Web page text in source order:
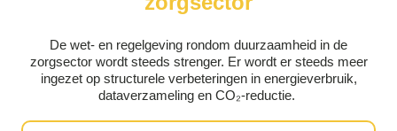
De wet- en regelgeving rondom duurzaamheid in de
zorgsector wordt steeds strenger. Er wordt er steeds meer
ingezet op structurele verbeteringen in energieverbruik,
dataverzameling en CO₂-reductie.